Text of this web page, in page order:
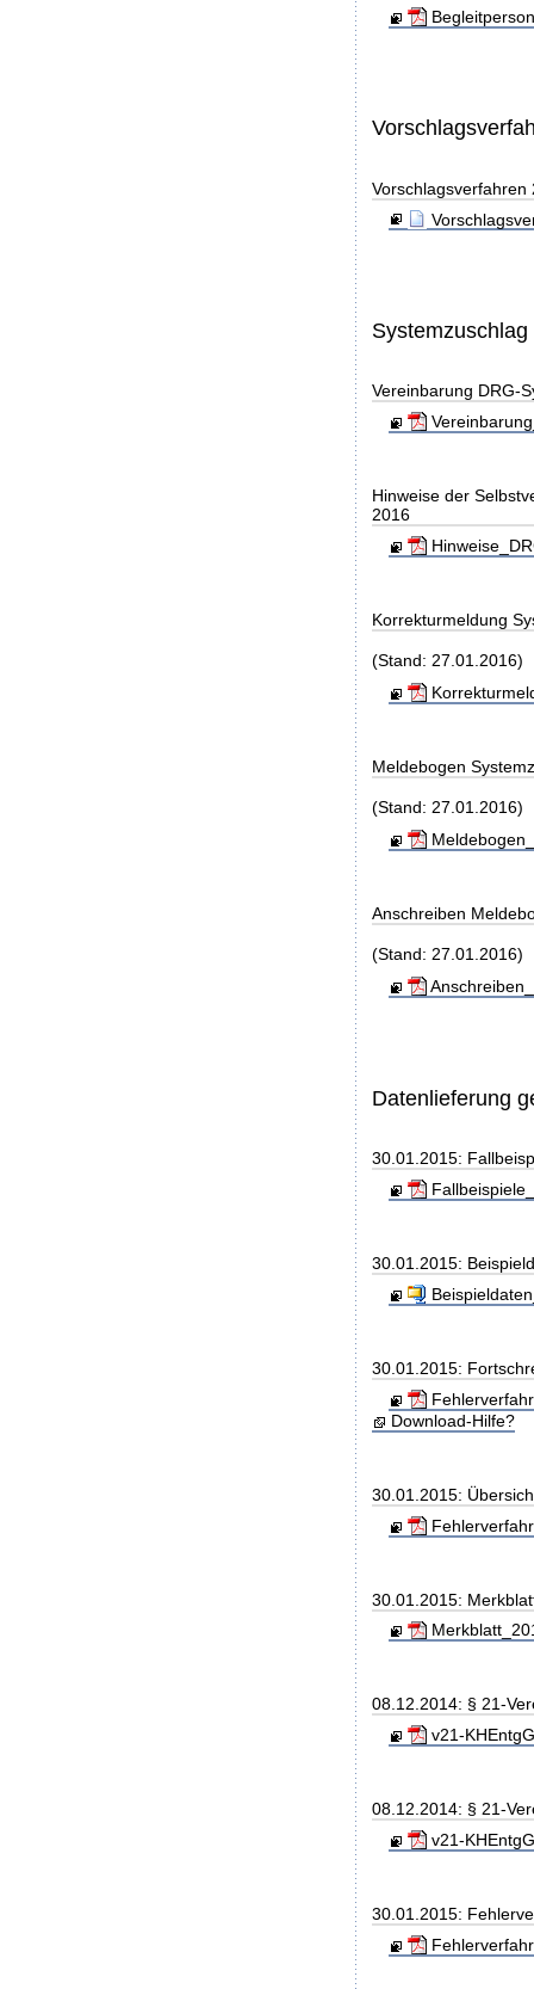
Systemzuschlag
Vereinbarung DRG-
Hinweise der
2016
Korrekturmeldung
(Stand: 27.01.2016)
Meldebogen
(Stand: 27.01.2016)
Anschreiben
(Stand: 27.01.2016)
Datenlieferung
30.01.2015:
30.01.2015:
30.01.2015:
Download-Hilfe?
30.01.2015:
30.01.2015:
08.12.2014: § 21-
v21-
08.12.2014: § 21-
v21-
30.01.2015: